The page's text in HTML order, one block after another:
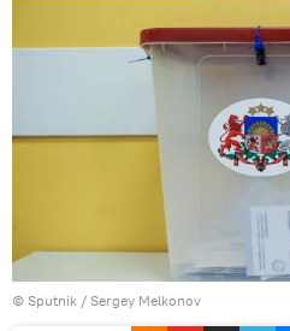
© Sputnik / Sergey Melkonov